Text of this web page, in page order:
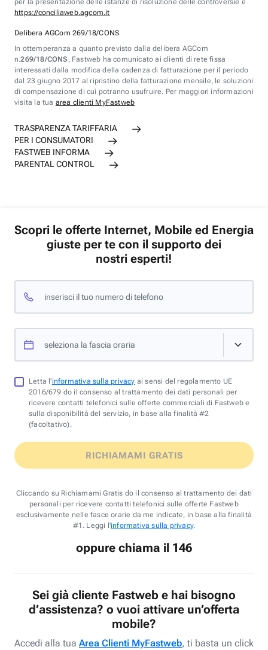
per la presentazione delle istanze di risoluzione delle controversie è
https://conciliaweb.agcom.it
Delibera AGCom 269/18/CONS
In ottemperanza a quanto previsto dalla delibera AGCom
n.269/18/CONS , Fastweb ha comunicato ai clienti di rete fissa
interessati dalla modifica della cadenza di fatturazione per il periodo
dal 23 giugno 2017 al ripristino della fatturazione mensile, le soluzioni
di compensazione di cui potranno usufruire. Per maggiori informazioni
visita la tua area clienti MyFastweb
TRASPARENZA TARIFFARIA
PER I CONSUMATORI
FASTWEB INFORMA
PARENTAL CONTROL
Scopri le offerte Internet, Mobile ed Energia
giuste per te con il supporto dei
nostri esperti!
inserisci il tuo numero di telefono
seleziona la fascia oraria
Letta l'informativa sulla privacy ai sensi del regolamento UE
2016/679 do il consenso al trattamento dei dati personali per
ricevere contatti telefonici sulle offerte commerciali di Fastweb e
sulla disponibilità del servizio, in base alla finalità #2
(facoltativo).
RICHIAMAMI GRATIS
Cliccando su Richiamami Gratis do il consenso al trattamento dei dati
personali per ricevere contatti telefonici sulle offerte Fastweb
esclusivamente nelle fasce orarie da me indicate, in base alla finalità
#1. Leggi l'informativa sulla privacy.
oppure chiama il 146
Sei già cliente Fastweb e hai bisogno
d’assistenza? o vuoi attivare un’offerta
mobile?
Accedi alla tua Area Clienti MyFastweb, ti basta un click